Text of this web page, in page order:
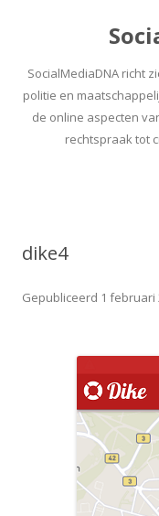
SocialMediaDNA richt
politie en
de online aspecten
rechtspraak tot
dike4
Gepubliceerd 1 februari